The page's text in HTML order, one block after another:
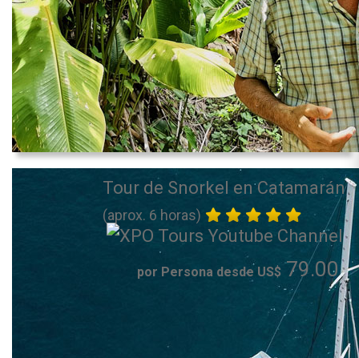
Tour de Snorkel en Catamarán
(aprox. 6 horas)
por Persona desde US$ 79.00